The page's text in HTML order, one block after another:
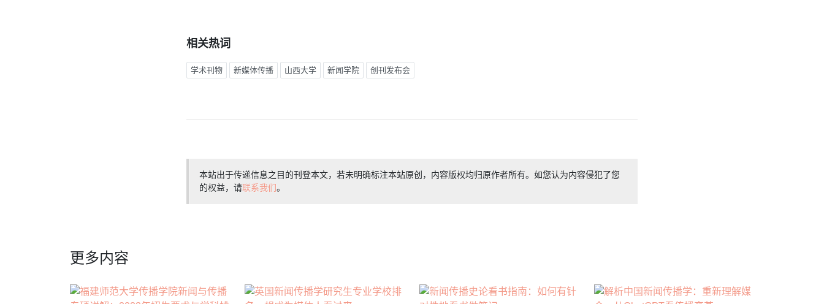
相关热词
学术刊物 新媒体传播 山西大学 新闻学院 创刊发布会
本站出于传递信息之目的刊登本文，若未明确标注本站原创，内容版权均归原作者所有。如您认为内容侵犯了您
的权益，请联系我们。
更多内容